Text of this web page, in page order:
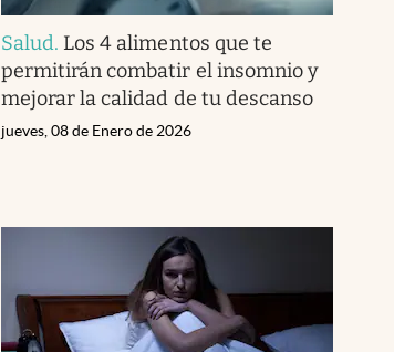
Salud. Los 4 alimentos que te
permitirán combatir el insomnio y
mejorar la calidad de tu descanso
jueves, 08 de Enero de 2026